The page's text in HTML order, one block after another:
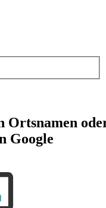
Ortsnamen
Google